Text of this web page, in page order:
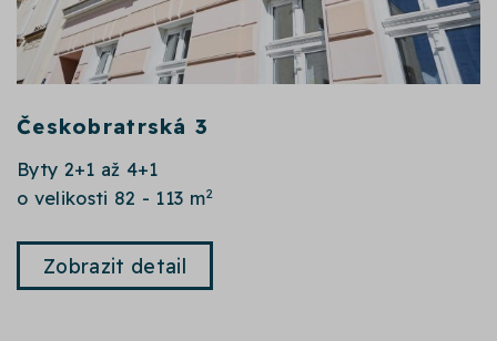
Českobratrská 3
Byty 2+1 až 4+1
o velikosti 82 - 113 m2
Zobrazit detail